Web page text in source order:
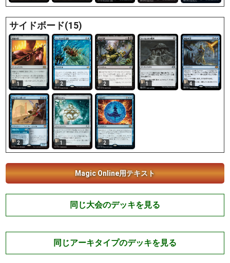
サイドボード(15)
1 2 2 1 4
2 1 2
Magic Online用テキスト
同じ大会のデッキを見る
同じアーキタイプのデッキを見る